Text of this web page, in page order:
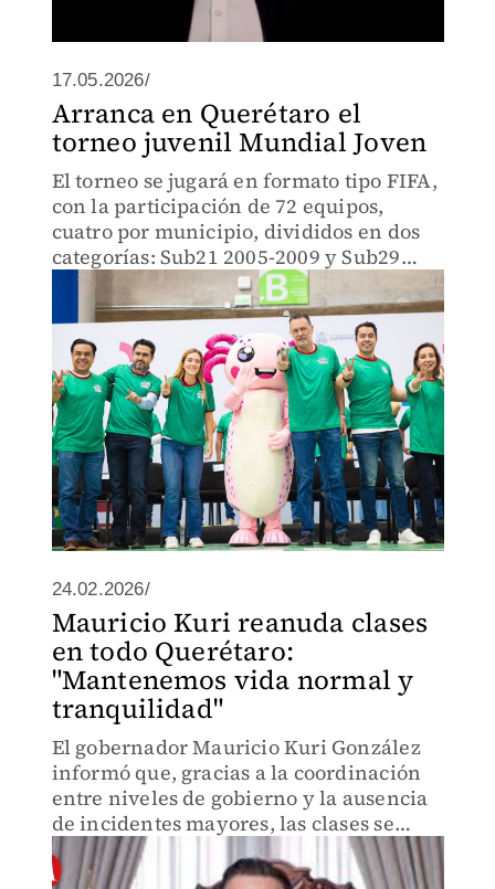
17.05.2026/
Arranca en Querétaro el
torneo juvenil Mundial Joven
El torneo se jugará en formato tipo FIFA,
con la participación de 72 equipos,
cuatro por municipio, divididos en dos
categorías: Sub21 2005-2009 y Sub29
1997-2004, en las ramas varonil y
femenil.
24.02.2026/
Mauricio Kuri reanuda clases
en todo Querétaro:
"Mantenemos vida normal y
tranquilidad"
El gobernador Mauricio Kuri González
informó que, gracias a la coordinación
entre niveles de gobierno y la ausencia
de incidentes mayores, las clases se
reanudarán en toda la entidad este
miércoles 25 de febrero de 2026.